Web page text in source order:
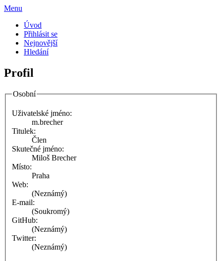
Menu
Úvod
Přihlásit se
Nejnovější
Hledání
Profil
Osobní
Uživatelské jméno:
m.brecher
Titulek:
Člen
Skutečné jméno:
Miloš Brecher
Místo:
Praha
Web:
(Neznámý)
E-mail:
(Soukromý)
GitHub:
(Neznámý)
Twitter:
(Neznámý)